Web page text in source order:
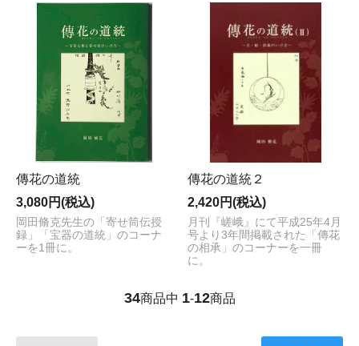
傳花の道統
3,080円(税込)
岡田脩克先生の「寄せ筒伝授
録」「宝器の道統」のコーナ
ーを1冊に。
傳花の道統２
2,420円(税込)
月刊『嵯峨』にて平成25年4月
号より3年間掲載された「傳花
の相承」のコーナーを一冊
に。
34商品中 1-12商品